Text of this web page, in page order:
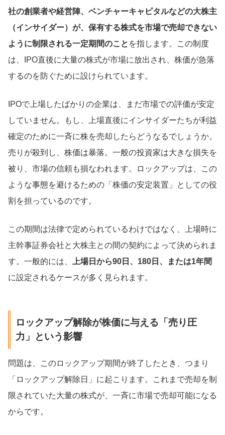
社の創業者や経営陣、ベンチャーキャピタルなどの大株主
（インサイダー）が、保有する株式を市場で売却できない
ように制限される一定期間のこと を指します。この制度
は、IPO直後に大量の株式が市場に放出され、株価が急落
するのを防ぐために設けられています。
IPOで上場したばかりの企業は、まだ市場での評価が安定
していません。もし、上場直後にインサイダーたちが利益
確定のために一斉に株を売却したらどうなるでしょうか。
売りが殺到し、株価は暴落。一般の投資家は大きな損失を
被り、市場の信頼も損なわれます。ロックアップは、この
ような事態を避けるための「株価の安定装置」としての役
割を担っているのです。
この期間は法律で定められているわけではなく、上場時に
主幹事証券会社と大株主との間の契約によって決められま
す。一般的には、
上場日から90日、180日、または1年間
に設定されるケースが多く見られます。
ロックアップ解除が株価に与える「売り圧
力」という影響
問題は、このロックアップ期間が終了したとき、つまり
「ロックアップ解除日」に起こります。これまで売却を制
限されていた大量の株式が、一斉に市場で売却可能になる
からです。